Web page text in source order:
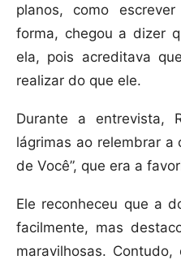
planos, como
forma, chegou a dizer
ela, pois acreditava
realizar do que ele.
Durante a entrevista,
lágrimas ao relembrar a
de Você”, que era a
Ele reconheceu que a
facilmente, mas
maravilhosas.